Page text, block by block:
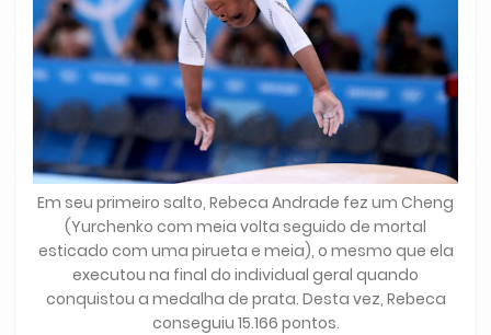
Em seu primeiro salto, Rebeca Andrade fez um Cheng
(Yurchenko com meia volta seguido de mortal
esticado com uma pirueta e meia), o mesmo que ela
executou na final do individual geral quando
conquistou a medalha de prata. Desta vez, Rebeca
conseguiu 15.166 pontos.